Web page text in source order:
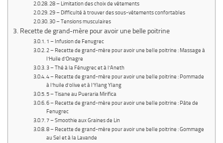
28 – Limitation des choix de vêtements
29 – Difficulté à trouver des sous-vêtements confortables
30 – Tensions musculaires
Recette de grand-mère pour avoir une belle poitrine
1 – Infusion de Fenugrec
2 – Recette de grand-mère pour avoir une belle poitrine : Massage à
l’Huile d’Onagre
3 – Thé à la Fénugrec et à l’Aneth
4 – Recette de grand-mère pour avoir une belle poitrine : Pommade
à l’huile d’olive et à l’Ylang Ylang
5 – Tisane au Pueraria Mirifica
6 – Recette de grand-mère pour avoir une belle poitrine : Pâte de
Fenugrec
7 – Smoothie aux Graines de Lin
8 – Recette de grand-mère pour avoir une belle poitrine : Gommage
au Sel et à la Lavande